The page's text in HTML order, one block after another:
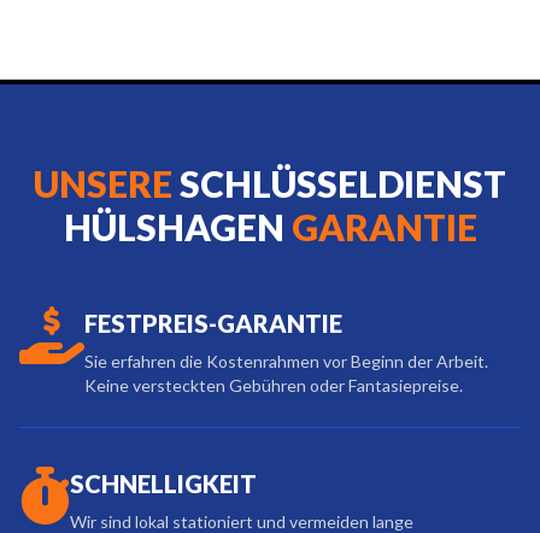
UNSERESCHLÜSSELDIENST
HÜLSHAGEN GARANTIE
FESTPREIS-GARANTIE
Sie erfahren die Kostenrahmen vor Beginn der Arbeit.
Keine versteckten Gebühren oder Fantasiepreise.
SCHNELLIGKEIT
Wir sind lokal stationiert und vermeiden lange